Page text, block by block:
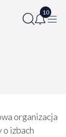
organizacja
o izbach